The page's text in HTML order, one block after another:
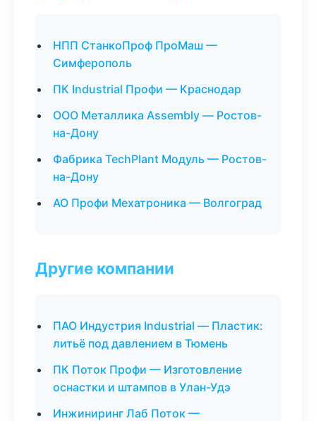
НПП СтанкоПроф ПроМаш —
Симферополь
ПК Industrial Профи — Краснодар
ООО Металлика Assembly — Ростов-
на-Дону
Фабрика TechPlant Модуль — Ростов-
на-Дону
АО Профи Мехатроника — Волгоград
Другие компании
ПАО Индустрия Industrial — Пластик:
литьё под давлением в Тюмень
ПК Поток Профи — Изготовление
оснастки и штампов в Улан-Удэ
Инжиниринг Лаб Поток —